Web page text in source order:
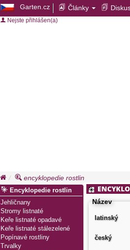
Garten.cz Články
Nejste přihlášen(a)
encyklopedie rostlin
Název
latinský
český
Encyklopedie rostlin
Jehličnany
Stromy listnaté
Keře listnaté opadavé
Keře listnaté stálezelené
Popínavé rostliny
Trvalky